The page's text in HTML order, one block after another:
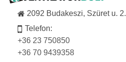
2092 Budakeszi, Szüret u. 2.
Telefon:
+36 23 750850
+36 70 9439358